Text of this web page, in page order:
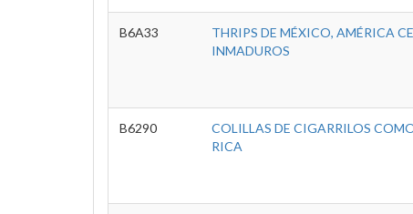
B6A33
THRIPS DE MÉXICO, AMÉRICA
INMADUROS
B6290
COLILLAS DE CIGARRILOS
RICA